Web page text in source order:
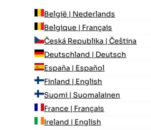
België | Nederlands
Belgique | Français
Česká Republika | Čeština
Deutschland | Deutsch
España | Español
Finland | English
Suomi | Suomalainen
France | Français
Ireland | English